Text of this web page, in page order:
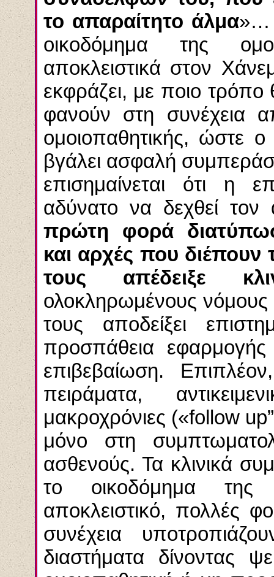
το απαραίτητο άλμα»…
οικοδόμημα της
αποκλειστικά στον
εκφράζει, με ποιο τρόπο
φανούν στη συνέχεια
ομοιοπαθητικής, ώστε
βγάλει ασφαλή
επισημαίνεται ότι η
αδύνατο να δεχθεί
πρώτη φορά
και αρχές που διέπουν
τους απέδειξε
ολοκληρωμένους
τους αποδείξει
προσπάθεια
επιβεβαίωση.
πειράματα,
μακροχρόνιες («follow up
μόνο στη
ασθενούς. Τα κλινικά
το οικοδόμημα της
αποκλειστικό, πολλές
συνέχεια
διαστήματα δίνοντας